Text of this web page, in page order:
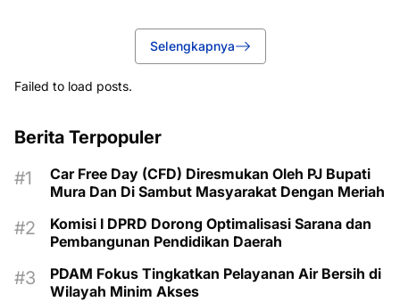
Selengkapnya
Failed to load posts.
Berita Terpopuler
Car Free Day (CFD) Diresmukan Oleh PJ Bupati
Mura Dan Di Sambut Masyarakat Dengan Meriah
Komisi I DPRD Dorong Optimalisasi Sarana dan
Pembangunan Pendidikan Daerah
PDAM Fokus Tingkatkan Pelayanan Air Bersih di
Wilayah Minim Akses